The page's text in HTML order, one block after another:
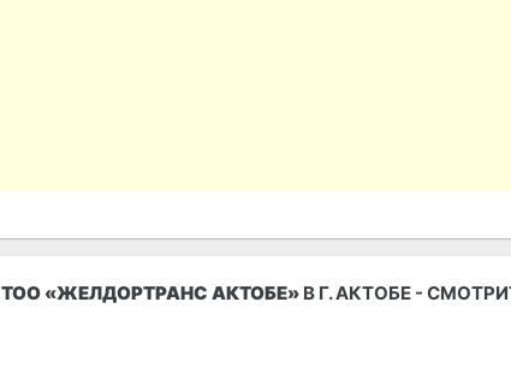
ТОО «ЖЕЛДОРТРАНС АКТОБЕ» В Г. АКТОБЕ -